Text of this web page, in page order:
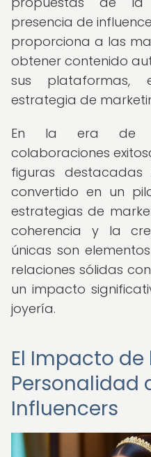
presencia de
proporciona a las
obtener contenido
sus plataformas,
estrategia de
En la era de
colaboraciones
figuras
convertido en un
estrategias de
coherencia y la
únicas son
relaciones sólidas
un impacto
joyería.
El Impacto
Personalidad
Influencers